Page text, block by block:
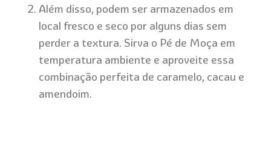
Além disso, podem ser armazenados em
local fresco e seco por alguns dias sem
perder a textura. Sirva o Pé de Moça em
temperatura ambiente e aproveite essa
combinação perfeita de caramelo, cacau e
amendoim.